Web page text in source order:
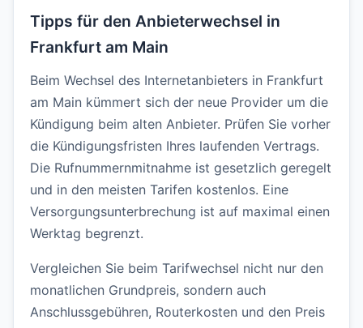
Tipps für den Anbieterwechsel in
Frankfurt am Main
Beim Wechsel des Internetanbieters in Frankfurt
am Main kümmert sich der neue Provider um die
Kündigung beim alten Anbieter. Prüfen Sie vorher
die Kündigungsfristen Ihres laufenden Vertrags.
Die Rufnummernmitnahme ist gesetzlich geregelt
und in den meisten Tarifen kostenlos. Eine
Versorgungsunterbrechung ist auf maximal einen
Werktag begrenzt.
Vergleichen Sie beim Tarifwechsel nicht nur den
monatlichen Grundpreis, sondern auch
Anschlussgebühren, Routerkosten und den Preis